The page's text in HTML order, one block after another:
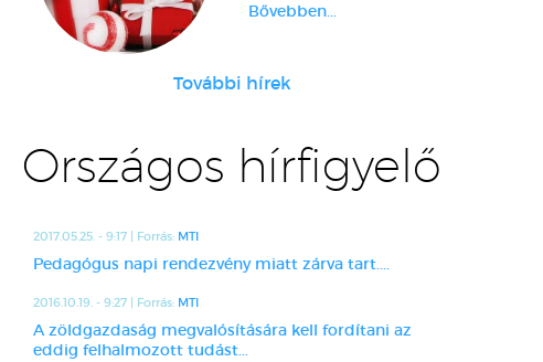
Bővebben...
További hírek
Országos hírfigyelő
2017.05.25. - 9:17 | Forrás: MTI
Pedagógus napi rendezvény miatt zárva tart....
2016.10.19. - 9:27 | Forrás: MTI
A zöldgazdaság megvalósítására kell fordítani az
eddig felhalmozott tudást...